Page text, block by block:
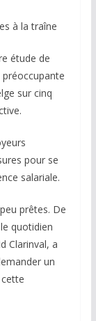
à la traîne
étude de
sur cinq
pour se
salariale.
prêtes. De
quotidien
Clarinval, a
un